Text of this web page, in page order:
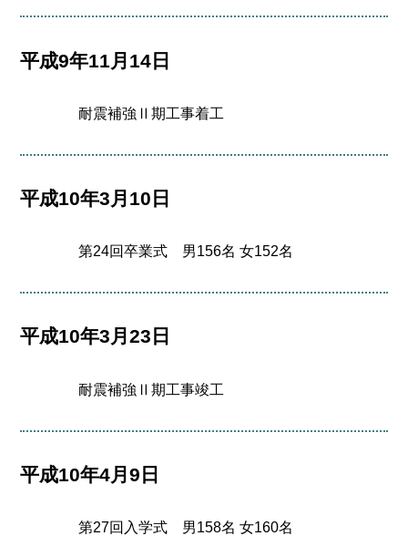
平成9年11月14日
耐震補強Ⅱ期工事着工
平成10年3月10日
第24回卒業式 男156名 女152名
平成10年3月23日
耐震補強Ⅱ期工事竣工
平成10年4月9日
第27回入学式 男158名 女160名